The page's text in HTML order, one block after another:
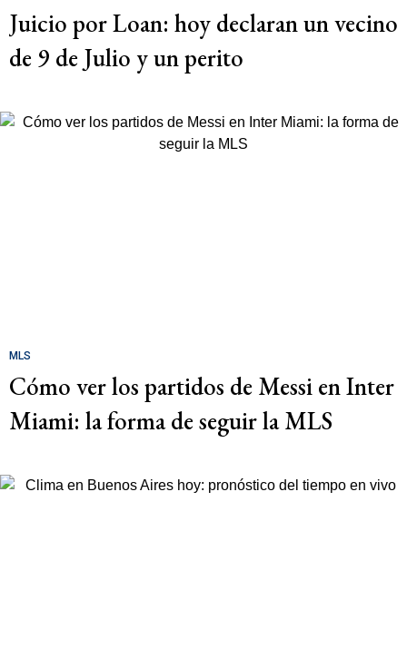
Juicio por Loan: hoy declaran un vecino
de 9 de Julio y un perito
MLS
Cómo ver los partidos de Messi en Inter
Miami: la forma de seguir la MLS